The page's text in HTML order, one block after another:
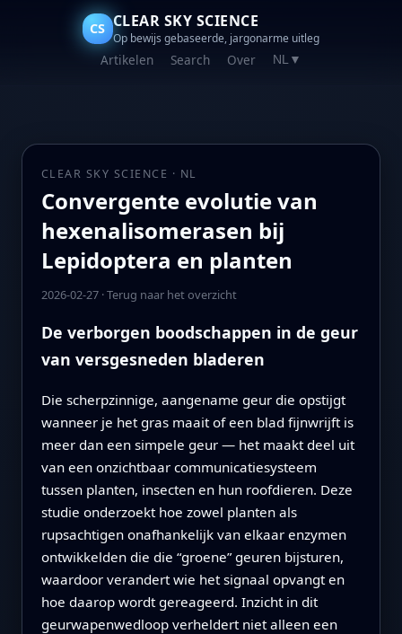
CS CLEAR SKY SCIENCE
Op bewijs gebaseerde, jargonarme uitleg
Artikelen Search Over NL ▼
CLEAR SKY SCIENCE · NL
Convergente evolutie van
hexenalisomerasen bij
Lepidoptera en planten
2026-02-27·Terug naar het overzicht
De verborgen boodschappen in de geur
van versgesneden bladeren
Die scherpzinnige, aangename geur die opstijgt
wanneer je het gras maait of een blad fijnwrijft is
meer dan een simpele geur — het maakt deel uit
van een onzichtbaar communicatiesysteem
tussen planten, insecten en hun roofdieren. Deze
studie onderzoekt hoe zowel planten als
rupsachtigen onafhankelijk van elkaar enzymen
ontwikkelden die die “groene” geuren bijsturen,
waardoor verandert wie het signaal opvangt en
hoe daarop wordt gereageerd. Inzicht in dit
geurwapenwedloop verheldert niet alleen een